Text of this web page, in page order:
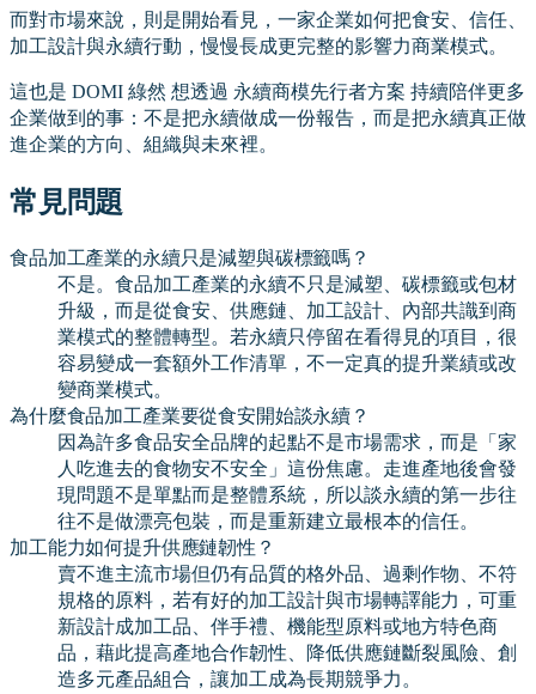
而對市場來說，則是開始看見，一家企業如何把食安、信任、
加工設計與永續行動，慢慢長成更完整的影響力商業模式。
這也是 DOMI 綠然 想透過 永續商模先行者方案 持續陪伴更多
企業做到的事：不是把永續做成一份報告，而是把永續真正做
進企業的方向、組織與未來裡。
常見問題
食品加工產業的永續只是減塑與碳標籤嗎？
不是。食品加工產業的永續不只是減塑、碳標籤或包材
升級，而是從食安、供應鏈、加工設計、內部共識到商
業模式的整體轉型。若永續只停留在看得見的項目，很
容易變成一套額外工作清單，不一定真的提升業績或改
變商業模式。
為什麼食品加工產業要從食安開始談永續？
因為許多食品安全品牌的起點不是市場需求，而是「家
人吃進去的食物安不安全」這份焦慮。走進產地後會發
現問題不是單點而是整體系統，所以談永續的第一步往
往不是做漂亮包裝，而是重新建立最根本的信任。
加工能力如何提升供應鏈韌性？
賣不進主流市場但仍有品質的格外品、過剩作物、不符
規格的原料，若有好的加工設計與市場轉譯能力，可重
新設計成加工品、伴手禮、機能型原料或地方特色商
品，藉此提高產地合作韌性、降低供應鏈斷裂風險、創
造多元產品組合，讓加工成為長期競爭力。